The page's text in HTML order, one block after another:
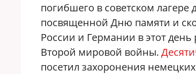
погибшего в советском
посвященной Дню памяти и
России и Германии в этот
Второй мировой войны.
посетил захоронения